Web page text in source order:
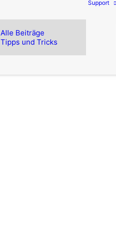
Alle Beiträge
Tipps und Tricks
Support